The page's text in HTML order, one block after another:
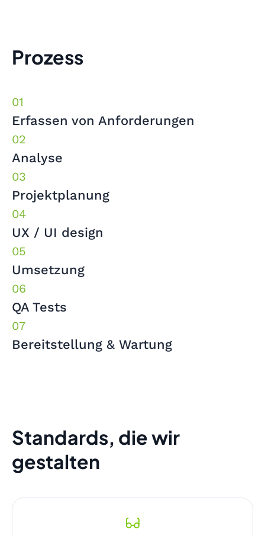
Prozess
Erfassen von Anforderungen
Analyse
Projektplanung
UX / UI design
Umsetzung
QA Tests
Bereitstellung & Wartung
Standards, die wir
gestalten